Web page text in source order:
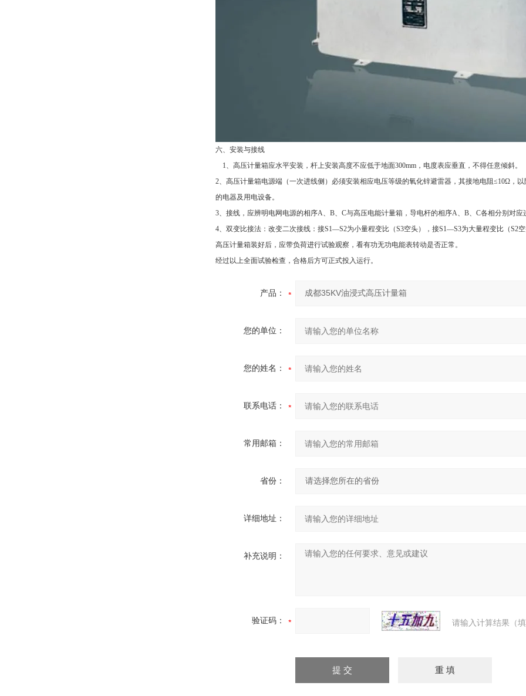
六、安装与接线
1、高压计量箱应水平安装，杆上安装高度不应低于地面300mm，电度表应垂直，不得任意倾斜。
2、高压计量箱电源端（一次进线侧）必须安装相应电压等级的氧化锌避雷器，其接地电阻≤10Ω，
的电器及用电设备。
3、接线，应辨明电网电源的相序A、B、C与高压电能计量箱，导电杆的相序A、B、C各相分别对应
4、双变比接法：改变二次接线：接S1—S2为小量程变比（S3空头），接S1—S3为大量程变比（S2空
高压计量箱装好后，应带负荷进行试验观察，看有功无功电能表转动是否正常。
经过以上全面试验检查，合格后方可正式投入运行。
产品：
您的单位：
您的姓名：
联系电话：
常用邮箱：
省份：
详细地址：
补充说明：
验证码： 请输入计算结果（